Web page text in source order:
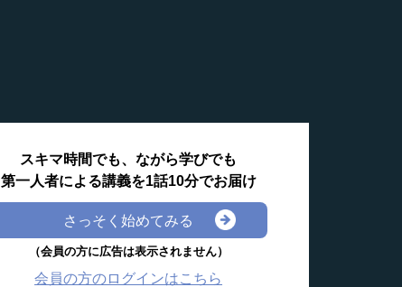
スキマ時間でも、ながら学びでも
第一人者による講義を1話10分でお届け
さっそく始めてみる
（会員の方に広告は表示されません）
会員の方のログインはこちら